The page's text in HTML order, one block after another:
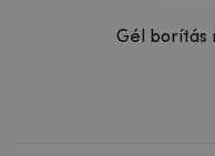
Gél borítás